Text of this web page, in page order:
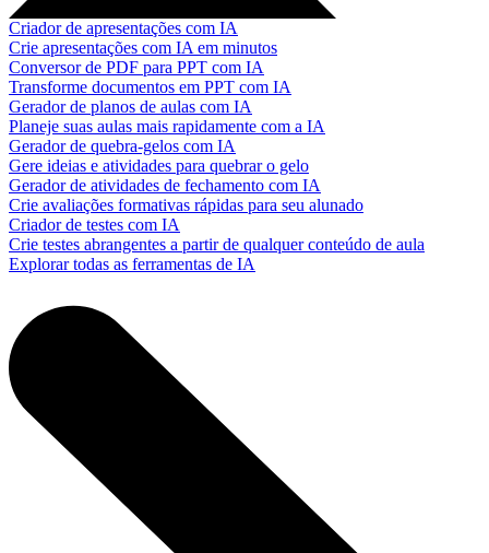
Criador de apresentações com IA
Crie apresentações com IA em minutos
Conversor de PDF para PPT com IA
Transforme documentos em PPT com IA
Gerador de planos de aulas com IA
Planeje suas aulas mais rapidamente com a IA
Gerador de quebra-gelos com IA
Gere ideias e atividades para quebrar o gelo
Gerador de atividades de fechamento com IA
Crie avaliações formativas rápidas para seu alunado
Criador de testes com IA
Crie testes abrangentes a partir de qualquer conteúdo de aula
Explorar todas as ferramentas de IA